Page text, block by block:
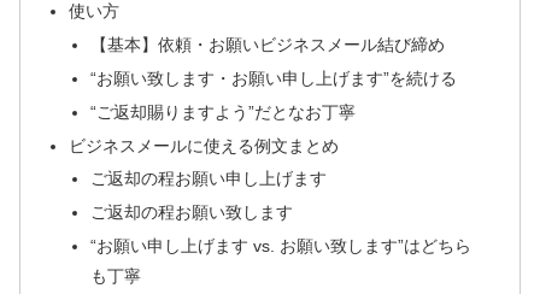
使い方
【基本】依頼・お願いビジネスメール結び締め
“お願い致します・お願い申し上げます”を続ける
“ご返却賜りますよう”だとなお丁寧
ビジネスメールに使える例文まとめ
ご返却の程お願い申し上げます
ご返却の程お願い致します
“お願い申し上げます vs. お願い致します”はどちら
も丁寧